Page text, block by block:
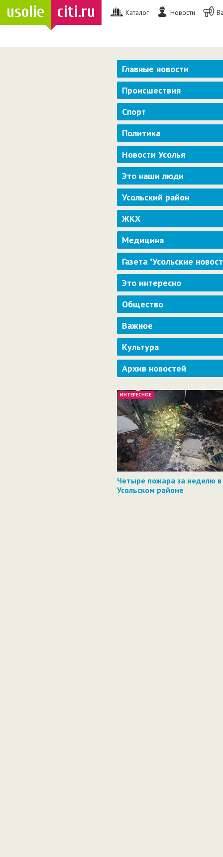
usolie citi.ru Каталог Новости
Главные новости
Происшествия
Спорт
Политика
Новости Усолья
Это наши люди
Усольский район
ЖКХ
Медицина
Газета "Усольские
Это интересно
Общество
Важное
Культура
Архив новостей
ИНТЕРЕСНОЕ
Четыре пожара за неделю в
Усольском районе